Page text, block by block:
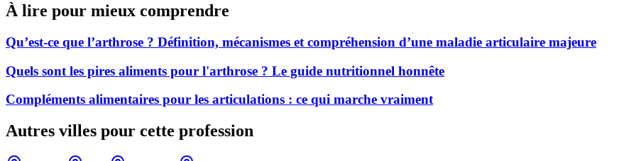
À lire pour mieux comprendre
Qu’est-ce que l’arthrose ? Définition, mécanismes et compréhension d’une maladie articulaire majeure
Quels sont les pires aliments pour l'arthrose ? Le guide nutritionnel honnête
Compléments alimentaires pour les articulations : ce qui marche vraiment
Autres villes pour cette profession